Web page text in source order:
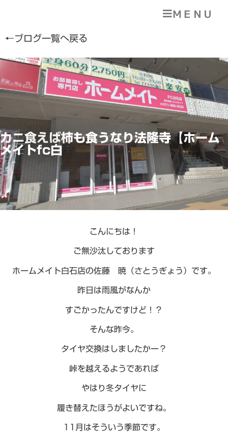
ＭＥＮＵ
←ブログ一覧へ戻る
カニ食えば柿も食うなり法隆寺【ホーム
メイトfc白
こんにちは！
ご無沙汰しております
ホームメイト白石店の佐藤 暁（さとうぎょう）です。
昨日は雨風がなんか
すごかったんですけど！？
そんな昨今。
タイヤ交換はしましたかー？
峠を越えるようであれば
やはり冬タイヤに
履き替えたほうがよいですね。
11月はそういう季節です。